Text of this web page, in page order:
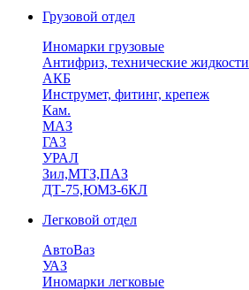
Грузовой отдел
Иномарки грузовые
Антифриз, технические жидкости
АКБ
Инструмет, фитинг, крепеж
Кам.
МАЗ
ГА3
УРАЛ
Зил,МТЗ,ПАЗ
ДТ-75,ЮМЗ-6КЛ
Легковой отдел
АвтоВаз
УАЗ
Иномарки легковые